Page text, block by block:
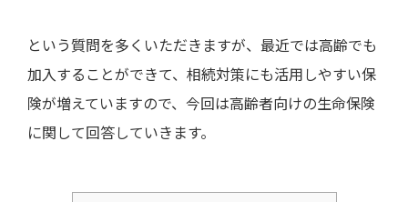
という質問を多くいただきますが、最近では高齢でも
加入することができて、相続対策にも活用しやすい保
険が増えていますので、今回は高齢者向けの生命保険
に関して回答していきます。